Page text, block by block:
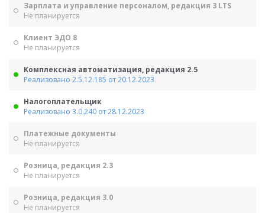
Зарплата и управление персоналом, редакция 3 LTS
Не планируется
Клиент ЭДО 8
Не планируется
Комплексная автоматизация, редакция 2.5
Реализовано 2.5.12.185 от 20.12.2023
Налогоплательщик
Реализовано 3.0.240 от 28.12.2023
Платежные документы
Не планируется
Розница, редакция 2.3
Не планируется
Розница, редакция 3.0
Не планируется